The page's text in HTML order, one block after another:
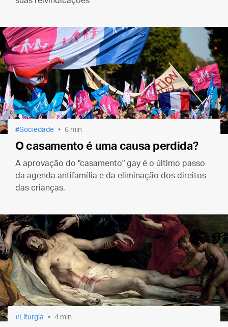
Sociedade 6 min
O casamento é uma causa perdida?
A aprovação do "casamento" gay é o último passo
da agenda antifamília e da eliminação dos direitos
das crianças.
Liturgia 4 min